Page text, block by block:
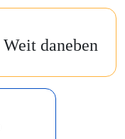
Weit daneben